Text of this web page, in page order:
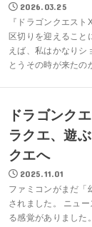
2026.03.25
『ドラゴンクエス
区切りを迎えること
えば、私はかなりシ
とうその時が来たの
ドラゴンク
ラクエ、遊
クエへ
2025.11.01
ファミコンがまだ「
されました。 ニュ
る感覚がありました